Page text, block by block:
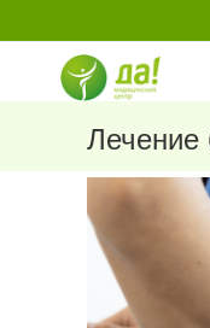
к
содержимому
Лечение